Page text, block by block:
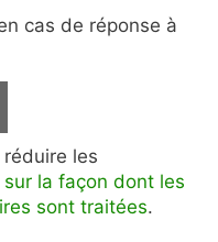
cas de réponse à
les
sur la façon dont les
sont traitées.